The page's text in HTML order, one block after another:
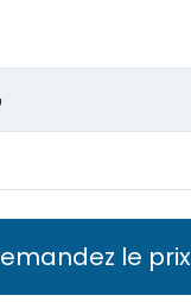
le prix